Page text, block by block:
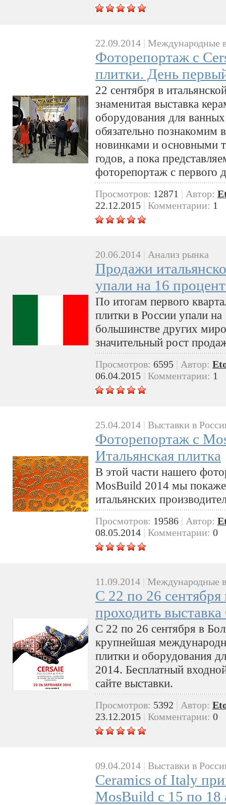
22.09.2014 | Международные
Фоторепортаж с
плитки. День
22 сентября в
знаменитая выставка
оборудования для
обязательно
новинками и основными
годов, а пока
фоторепортаж с первого
Просмотров: 12871 | Автор:
22.12.2015 | Комментарии: 1
20.06.2014 Анализ рынка
Продажи
упали на 16
По итогам первого
плитки в России упали
большинстве других
значительный рост
Просмотров: 6595 Автор:
06.04.2015
Комментарии: 1
25.04.2014 | Выставки в
Фоторепортаж с
Итальянская плитка
В этой части нашего
MosBuild 2014 мы
итальянских
Просмотров: 19586 | Автор:
08.05.2014 | Комментарии: 0
11.09.2014 Международные
С 22 по 26 сентября
проходить
С 22 по 26 сентября в
крупнейшая
плитки и оборудования
2014. Бесплатный
сайте выставки.
Просмотров: 5392 Автор:
23.12.2015
Комментарии: 0
09.04.2014 | Выставки в
Ceramics of Italy
MosBuild с 15 по 18